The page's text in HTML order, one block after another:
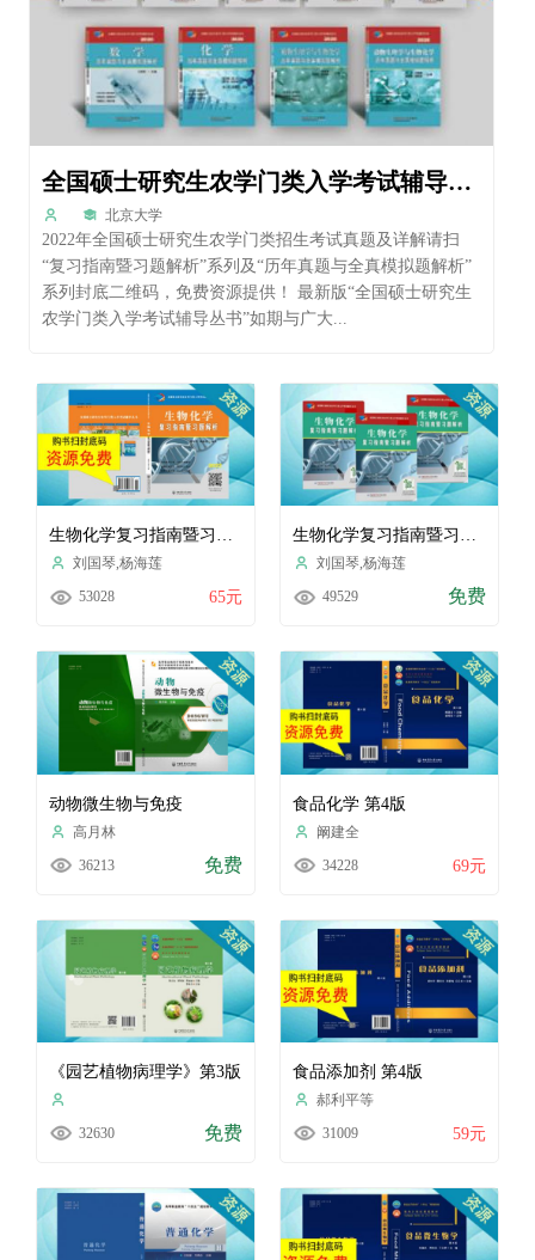
全国硕士研究生农学门类入学考试辅导丛书
北京大学
2022年全国硕士研究生农学门类招生考试真题及详解请扫
“复习指南暨习题解析”系列及“历年真题与全真模拟题解析”
系列封底二维码，免费资源提供！ 最新版“全国硕士研究生
农学门类入学考试辅导丛书”如期与广大...
生物化学复习指南暨习题解析2022
刘国琴,杨海莲
53028 65元
生物化学复习指南暨习题解析
刘国琴,杨海莲
49529 免费
动物微生物与免疫
高月林
36213 免费
食品化学 第4版
阚建全
34228 69元
《园艺植物病理学》第3版
32630 免费
食品添加剂 第4版
郝利平等
31009 59元